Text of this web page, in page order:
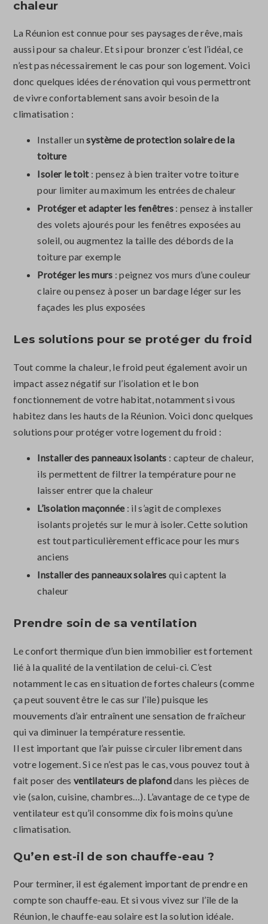
chaleur
La Réunion est connue pour ses paysages de rêve, mais
aussi pour sa chaleur. Et si pour bronzer c’est l’idéal, ce
n’est pas nécessairement le cas pour son logement. Voici
donc quelques idées de rénovation qui vous permettront
de vivre confortablement sans avoir besoin de la
climatisation :
Installer unsystème de protection solaire de la
toiture
Isoler le toit: pensez à bien traiter votre toiture
pour limiter au maximum les entrées de chaleur
Protéger et adapter les fenêtres : pensez à installer
des volets ajourés pour les fenêtres exposées au
soleil, ou augmentez la taille des débords de la
toiture par exemple
Protéger les murs : peignez vos murs d’une couleur
claire ou pensez à poser un bardage léger sur les
façades les plus exposées
Les solutions pour se protéger du froid
Tout comme la chaleur, le froid peut également avoir un
impact assez négatif sur l’isolation et le bon
fonctionnement de votre habitat, notamment si vous
habitez dans les hauts de la Réunion. Voici donc quelques
solutions pour protéger votre logement du froid :
Installer des panneaux isolants : capteur de chaleur,
ils permettent de filtrer la température pour ne
laisser entrer que la chaleur
L’isolation maçonnée: il s’agit de complexes
isolants projetés sur le mur à isoler. Cette solution
est tout particulièrement efficace pour les murs
anciens
Installer des panneaux solaires qui captent la
chaleur
Prendre soin de sa ventilation
Le confort thermique d’un bien immobilier est fortement
lié à la qualité de la ventilation de celui-ci. C’est
notamment le cas en situation de fortes chaleurs (comme
ça peut souvent être le cas sur l’île) puisque les
mouvements d’air entraînent une sensation de fraîcheur
qui va diminuer la température ressentie.
Il est important que l’air puisse circuler librement dans
votre logement. Si ce n’est pas le cas, vous pouvez tout à
fait poser des ventilateurs de plafonddans les pièces de
vie (salon, cuisine, chambres…). L’avantage de ce type de
ventilateur est qu’il consomme dix fois moins qu’une
climatisation.
Qu’en est-il de son chauffe-eau ?
Pour terminer, il est également important de prendre en
compte son chauffe-eau. Et si vous vivez sur l’île de la
Réunion, le chauffe-eau solaire est la solution idéale.